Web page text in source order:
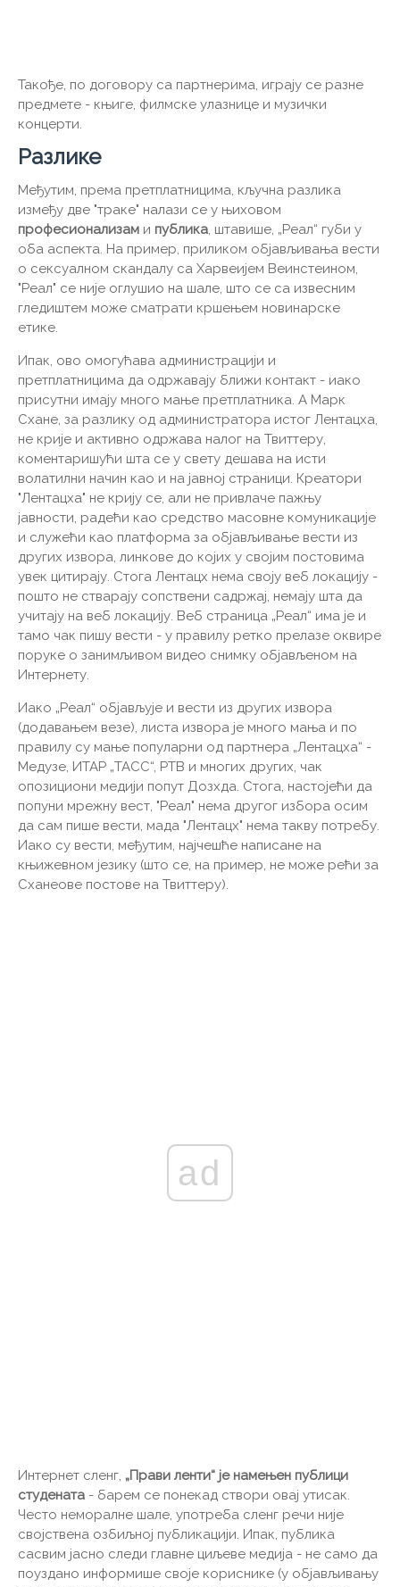
Такође, по договору са партнерима, играју се разне
предмете - књиге, филмске улазнице и музички
концерти.
Разлике
Међутим, према претплатницима, кључна разлика
између две "траке" налази се у њиховом
професионализам и публика , штавише, „Реал“ губи у
оба аспекта. На пример, приликом објављивања вести
о сексуалном скандалу са Харвеијем Веинстеином,
"Реал" се није оглушио на шале, што се са извесним
гледиштем може сматрати кршењем новинарске
етике.
Ипак, ово омогућава администрацији и
претплатницима да одржавају ближи контакт - иако
присутни имају много мање претплатника. А Марк
Схане, за разлику од администратора истог Лентацха,
не крије и активно одржава налог на Твиттеру,
коментаришући шта се у свету дешава на исти
волатилни начин као и на јавној страници. Креатори
"Лентацха" не крију се, али не привлаче пажњу
јавности, радећи као средство масовне комуникације
и служећи као платформа за објављивање вести из
других извора, линкове до којих у својим постовима
увек цитирају. Стога Лентацх нема своју веб локацију -
пошто не стварају сопствени садржај, немају шта да
учитају на веб локацију. Веб страница „Реал“ има је и
тамо чак пишу вести - у правилу ретко прелазе оквире
поруке о занимљивом видео снимку објављеном на
Интернету.
Иако „Реал“ објављује и вести из других извора
(додавањем везе), листа извора је много мања и по
правилу су мање популарни од партнера „Лентацха“ -
Медузе, ИТАР „ТАСС“, РТВ и многих других, чак
опозициони медији попут Дозхда. Стога, настојећи да
попуни мрежну вест, "Реал" нема другог избора осим
да сам пише вести, мада "Лентацх" нема такву потребу.
Иако су вести, међутим, најчешће написане на
књижевном језику (што се, на пример, не може рећи за
Сханеове постове на Твиттеру).
ad
Интернет сленг, „Прави ленти“ је намењен публици
студената - барем се понекад створи овај утисак.
Често неморалне шале, употреба сленг речи није
својствена озбиљној публикацији. Ипак, публика
сасвим јасно следи главне циљеве медија - не само да
поуздано информише своје кориснике (у објављивању